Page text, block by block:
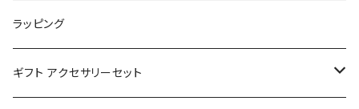
Lサイズ
Mサイズ
ラッピング
ギフト アクセサリーセット